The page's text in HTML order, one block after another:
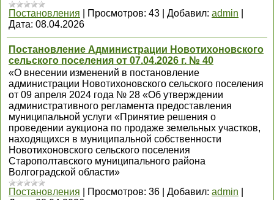
Постановления
Просмотров: 43 Добавил: admin
Дата: 08.04.2026
Постановление Администрации Новотихоновского
сельского поселения от 07.04.2026 г. № 40
«О внесении изменений в постановление
администрации Новотихоновского сельского поселения
от 09 апреля 2024 года № 28 «Об утверждении
административного регламента предоставления
муниципальной услуги «Принятие решения о
проведении аукциона по продаже земельных участков,
находящихся в муниципальной собственности
Новотихоновского сельского поселения
Старополтавского муниципального района
Волгоградской области»
Постановления
Просмотров: 36 Добавил: admin